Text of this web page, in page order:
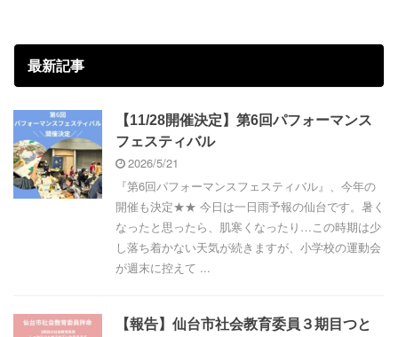
最新記事
【11/28開催決定】第6回パフォーマンス
フェスティバル
2026/5/21
『第6回パフォーマンスフェスティバル』、今年の
開催も決定★★ 今日は一日雨予報の仙台です。暑く
なったと思ったら、肌寒くなったり…この時期は少
し落ち着かない天気が続きますが、小学校の運動会
が週末に控えて ...
【報告】仙台市社会教育委員３期目つと